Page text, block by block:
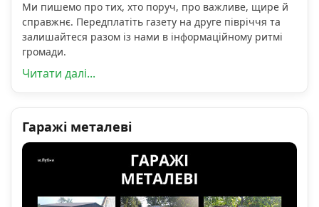
Ми пишемо про тих, хто поруч, про важливе, щире й
справжнє. Передплатіть газету на друге півріччя та
залишайтеся разом із нами в інформаційному ритмі
громади.
Читати далі...
Гаражі металеві